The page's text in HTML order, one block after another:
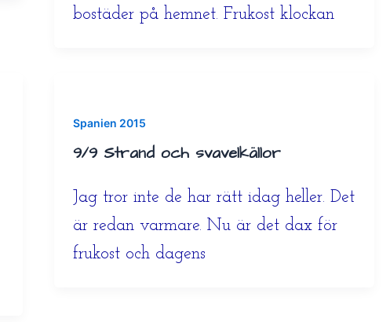
bostäder på hemnet. Frukost klockan
Spanien 2015
9/9 Strand och svavelkällor
Jag tror inte de har rätt idag heller. Det
är redan varmare. Nu är det dax för
frukost och dagens